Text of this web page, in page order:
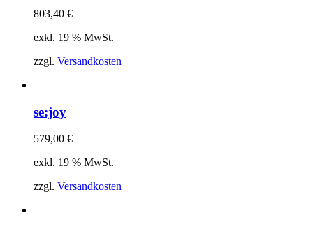
803,40 €
exkl. 19 % MwSt.
zzgl. Versandkosten
se:joy
579,00 €
exkl. 19 % MwSt.
zzgl. Versandkosten